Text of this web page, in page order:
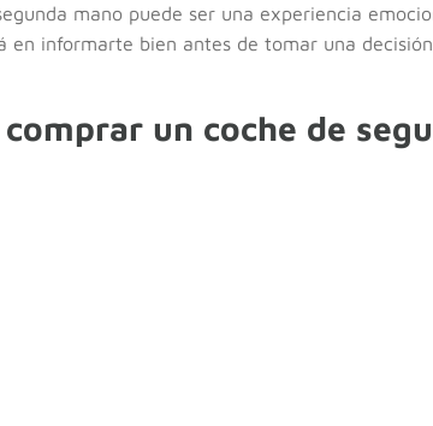
mano puede ser una experiencia
en informarte bien antes de tomar una
comprar un coche de